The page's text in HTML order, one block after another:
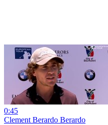
0:45
Clement Berardo Berardo